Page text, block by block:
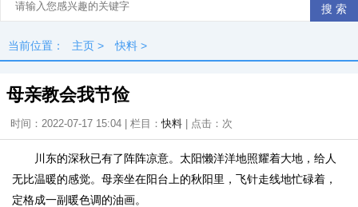
当前位置： 主页 > 快料 >
母亲教会我节俭
时间：2022-07-17 15:04 | 栏目：快料 | 点击： 次
川东的深秋已有了阵阵凉意。太阳懒洋洋地照耀着大地，给人
无比温暖的感觉。母亲坐在阳台上的秋阳里，飞针走线地忙碌着，
定格成一副暖色调的油画。